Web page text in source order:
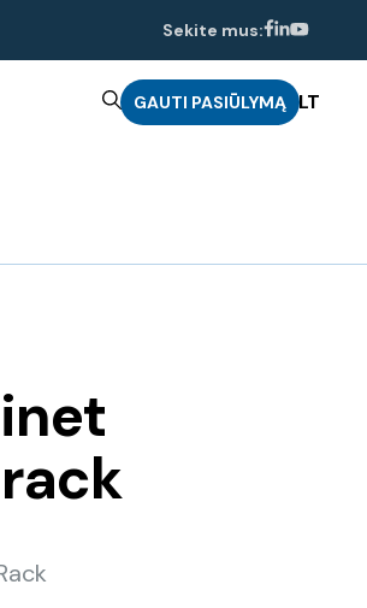
Sekite mus:
GAUTI PASIŪLYMĄ LT